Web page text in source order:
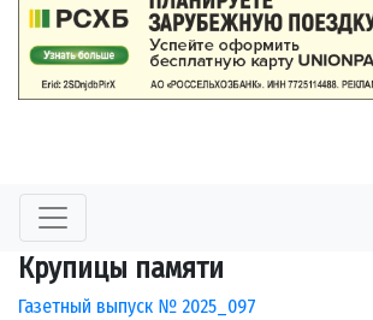
Крупицы памяти
Газетный выпуск № 2025_097